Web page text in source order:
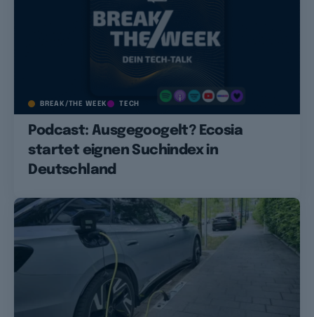
BREAK/THE WEEK TECH
Podcast: Ausgegoogelt? Ecosia
startet eignen Suchindex in
Deutschland